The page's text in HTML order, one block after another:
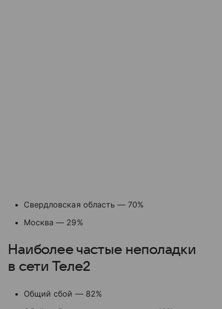
Свердловская область — 70%
Москва — 29%
Наиболее частые неполадки
в сети Теле2
Общий сбой — 82%